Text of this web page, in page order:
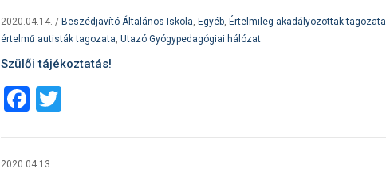
2020.04.14. / Beszédjavító Általános Iskola, Egyéb, Értelmileg akadályozottak tagozata
értelmű autisták tagozata, Utazó Gyógypedagógiai hálózat
Szülői tájékoztatás!
Facebook
Twitter
2020.04.13.